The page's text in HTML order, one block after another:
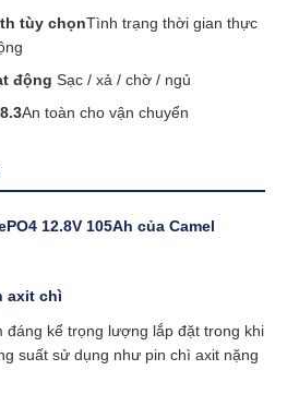
tùy chọnTình trạng thời gian thực
động ️ Sạc / xả / chờ / ngủ
An toàn cho vận chuyển
12.8V 105Ah của Camel
axit chì
đáng kể trọng lượng lắp đặt trong khi
suất sử dụng như pin chì axit nặng